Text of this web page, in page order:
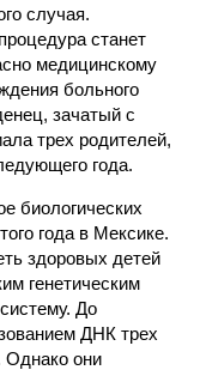
случая.
станет
медицинскому
больного
зачатый с
трех родителей,
года.
биологических
года в Мексике.
здоровых детей
генетическим
До
ДНК трех
Однако они